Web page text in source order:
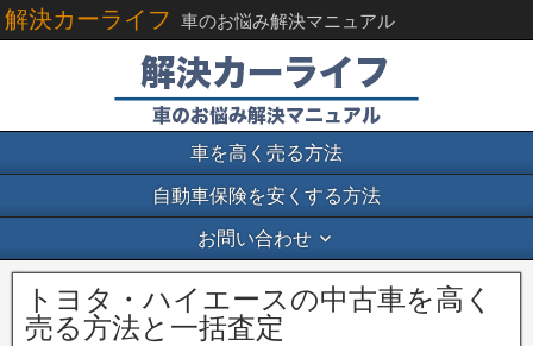
解決カーライフ 車のお悩み解決マニュアル
車を高く売る方法
自動車保険を安くする方法
お問い合わせ
トヨタ・ハイエースの中古車を高く
売る方法と一括査定